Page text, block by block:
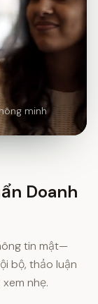
minh
Doanh
tin mật—
bộ, thảo luận
nhẹ.